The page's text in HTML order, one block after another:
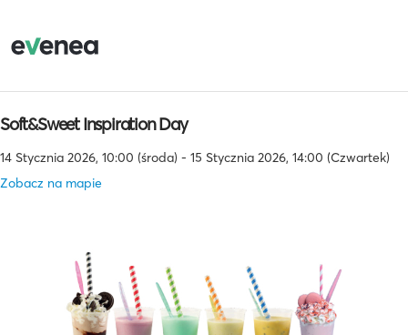
Soft&Sweet Inspiration Day
14 Stycznia 2026, 10:00 (środa) - 15 Stycznia 2026, 14:00 (Czwartek)
Zobacz na mapie